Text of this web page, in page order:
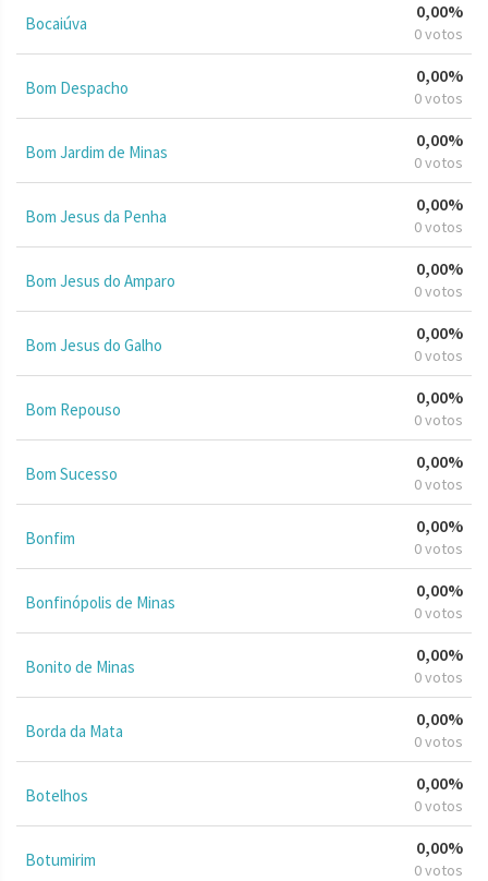
Bocaiúva
0,00%
0 votos
Bom Despacho
0,00%
0 votos
Bom Jardim de Minas
0,00%
0 votos
Bom Jesus da Penha
0,00%
0 votos
Bom Jesus do Amparo
0,00%
0 votos
Bom Jesus do Galho
0,00%
0 votos
Bom Repouso
0,00%
0 votos
Bom Sucesso
0,00%
0 votos
Bonfim
0,00%
0 votos
Bonfinópolis de Minas
0,00%
0 votos
Bonito de Minas
0,00%
0 votos
Borda da Mata
0,00%
0 votos
Botelhos
0,00%
0 votos
Botumirim
0,00%
0 votos